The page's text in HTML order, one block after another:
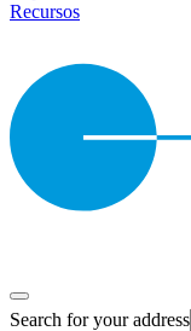
Recursos
Search for your address